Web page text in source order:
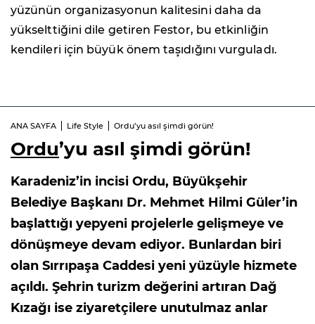
yüzünün organizasyonun kalitesini daha da
yükselttiğini dile getiren Festor, bu etkinliğin
kendileri için büyük önem taşıdığını vurguladı.
ANA SAYFA Life Style Ordu’yu asıl şimdi görün!
Ordu’yu asıl şimdi görün!
Karadeniz’in incisi Ordu, Büyükşehir
Belediye Başkanı Dr. Mehmet Hilmi Güler’in
başlattığı yepyeni projelerle gelişmeye ve
dönüşmeye devam ediyor. Bunlardan biri
olan Sırrıpaşa Caddesi yeni yüzüyle hizmete
açıldı. Şehrin turizm değerini artıran Dağ
Kızağı ise ziyaretçilere unutulmaz anlar